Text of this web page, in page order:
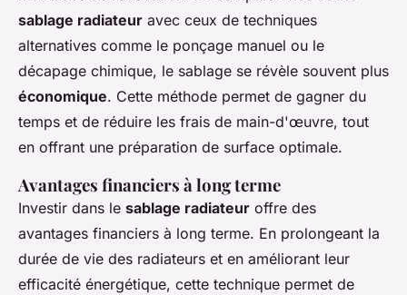
sablage radiateur avec ceux de techniques
alternatives comme le ponçage manuel ou le
décapage chimique, le sablage se révèle souvent plus
économique. Cette méthode permet de gagner du
temps et de réduire les frais de main-d'œuvre, tout
en offrant une préparation de surface optimale.
Avantages financiers à long terme
Investir dans le sablage radiateur offre des
avantages financiers à long terme. En prolongeant la
durée de vie des radiateurs et en améliorant leur
efficacité énergétique, cette technique permet de